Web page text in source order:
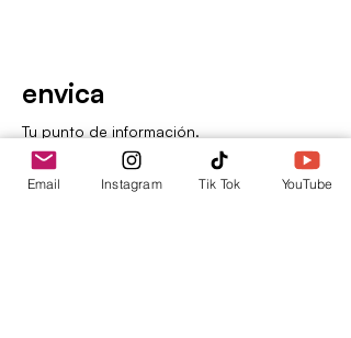
envica
Tu punto de información.
Email Instagram Tik Tok YouTube